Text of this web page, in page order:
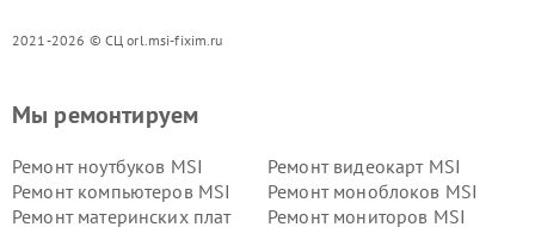
2021-2026 © СЦ orl.msi-fixim.ru
Мы ремонтируем
Ремонт ноутбуков MSI
Ремонт видеокарт MSI
Ремонт компьютеров MSI
Ремонт моноблоков MSI
Ремонт материнских плат
Ремонт мониторов MSI